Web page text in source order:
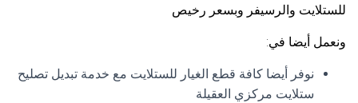
للستلايت والرسيفر وبسعر رخيص
ونعمل أيضا في:
نوفر أيضا كافة قطع الغيار للستلايت مع خدمة تبديل تصليح
ستلايت مركزي العقيلة